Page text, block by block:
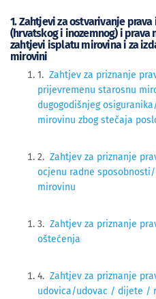
1. Zahtjevi za ostvarivanje
(hrvatskog i inozemnog) i prava
zahtjevi isplatu mirovina i za
mirovini
1. Zahtjev za priznanje
prijevremenu starosnu
dugogodišnjeg
mirovinu zbog stečaja
2. Zahtjev za priznanje
ocjenu radne
mirovinu
3. Zahtjev za priznanje
oštećenja
4. Zahtjev za priznanje
udovica/udovac / dijete /